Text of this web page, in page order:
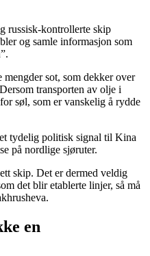
russisk-kontrollerte skip
og samle informasjon som
sot, som dekker over
transporten av olje i
søl, som er vanskelig å rydde
tydelig politisk signal til Kina
på nordlige sjøruter.
skip. Det er dermed veldig
det blir etablerte linjer, så må
en